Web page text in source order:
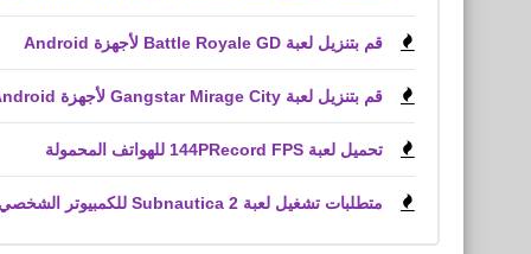
قم بتنزيل لعبة Battle Royale GD لأجهزة Android
قم بتنزيل لعبة Gangstar Mirage City لأجهزة Android و iPhone (APK)
تحميل لعبة 144PRecord FPS للهواتف المحمولة
متطلبات تشغيل لعبة Subnautica 2 للكمبيوتر الشخصي